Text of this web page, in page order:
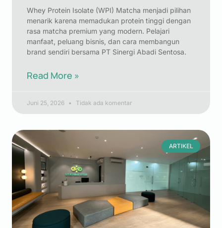
Whey Protein Isolate (WPI) Matcha menjadi pilihan
menarik karena memadukan protein tinggi dengan
rasa matcha premium yang modern. Pelajari
manfaat, peluang bisnis, dan cara membangun
brand sendiri bersama PT Sinergi Abadi Sentosa.
Read More »
Juni 25, 2026 Tidak ada komentar
ARTIKEL